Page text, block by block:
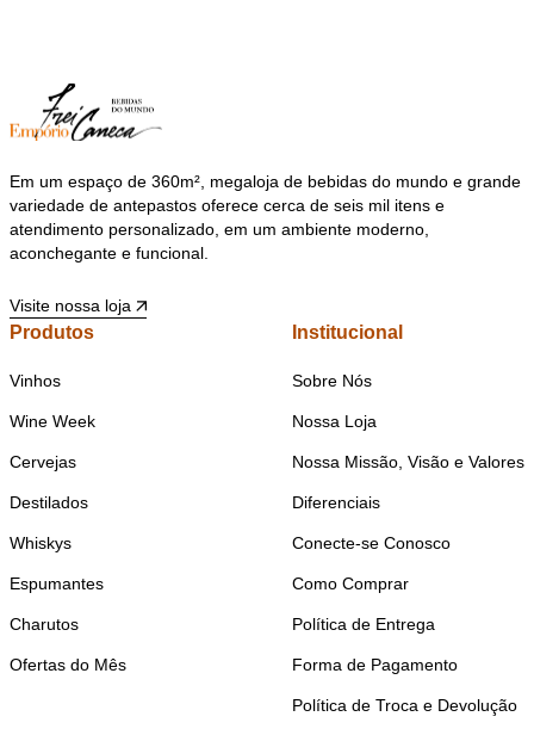
Em um espaço de 360m², megaloja de bebidas do mundo e grande
variedade de antepastos oferece cerca de seis mil itens e
atendimento personalizado, em um ambiente moderno,
aconchegante e funcional.
Visite nossa loja
Produtos
Vinhos
Wine Week
Cervejas
Destilados
Whiskys
Espumantes
Charutos
Ofertas do Mês
Institucional
Sobre Nós
Nossa Loja
Nossa Missão, Visão e Valores
Diferenciais
Conecte-se Conosco
Como Comprar
Política de Entrega
Forma de Pagamento
Política de Troca e Devolução